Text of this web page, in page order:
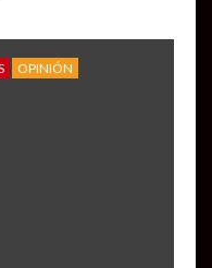
OPINIÓN